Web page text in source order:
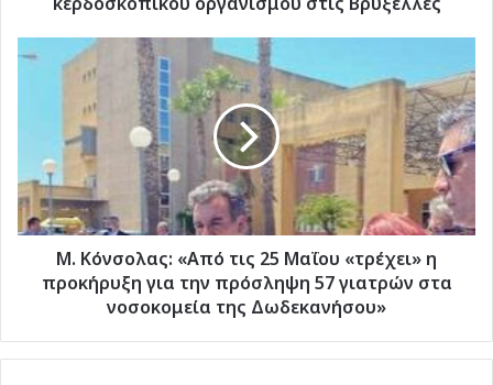
οργανισμού
στις
Βρυξέλλες
Μ.
Κόνσολας:
Μαΐου
«τρέχει»
η
προκήρυξη
γιατρών
Μ. Κόνσολας: «Από τις 25 Μαΐου «τρέχει» η
προκήρυξη για την πρόσληψη 57 γιατρών στα
νοσοκομεία της Δωδεκανήσου»